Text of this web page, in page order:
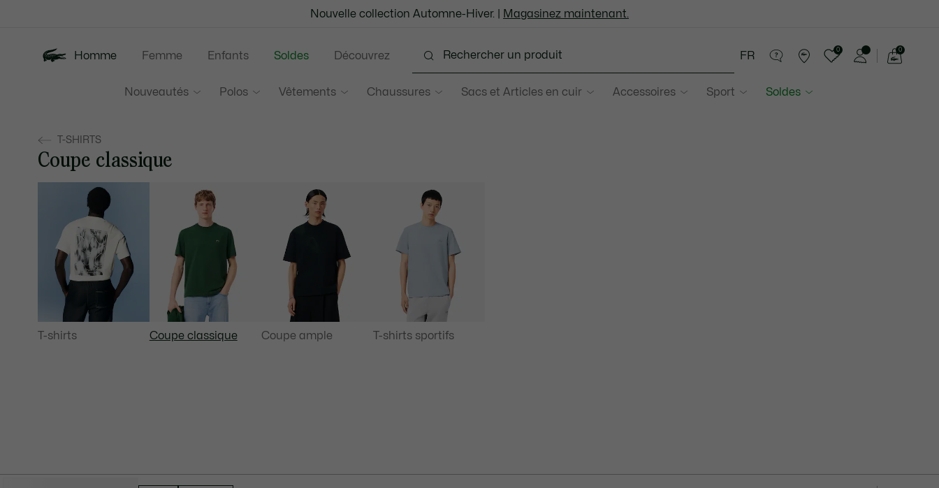
Nouvelle collection Automne-Hiver. | Magasinez maintenant.
Homme
Nouveautés Polos Vêtements Chaussures Sacs et Articles en cuir Accessoires Sport Soldes
Femme Enfants Soldes Découvrez FR
0 0
T-SHIRTS
Coupe classique
T-shirts Coupe classique Coupe ample T-shirts sportifs